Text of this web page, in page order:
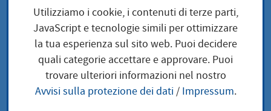
Pianificazione,
costruzione e
trasporto
Utilizziamo i cookie, i contenuti di terze parti,
JavaScript e tecnologie simili per ottimizzare
la tua esperienza sul sito web. Puoi decidere
quali categorie accettare e approvare. Puoi
trovare ulteriori informazioni nel nostro
Avvisi sulla protezione dei dati/ Impressum.